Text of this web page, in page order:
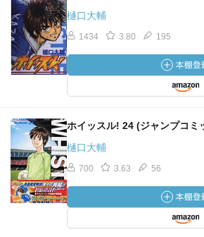
樋口大輔
1434 3.80 195
ホイッスル! 24 (ジャンプコミ
樋口大輔
700 3.63 56